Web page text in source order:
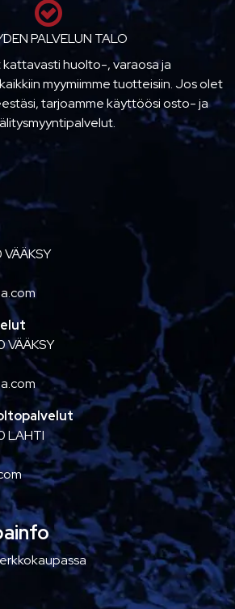
PALVELUN TALO
kattavasti huolto-, varaosa ja
myymiimme tuotteisiin. Jos olet
tarjoamme käyttöösi osto- ja
VÄÄKSY
LAHTI